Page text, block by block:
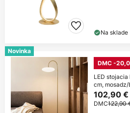
Na sklade
Novinka
DMC -
LED
cm,
102,90 €
DMC122,90